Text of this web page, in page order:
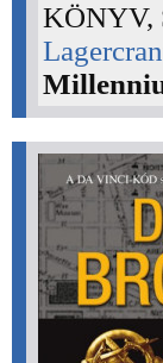
KÖNYV,